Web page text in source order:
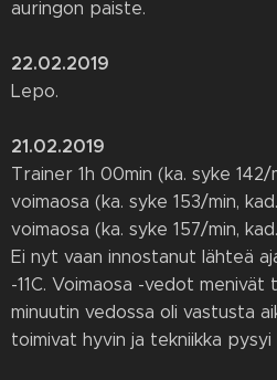
auringon paiste.
22.02.2019
Lepo.
21.02.2019
Trainer 1h 00min (ka. syke 142/
voimaosa (ka. syke 153/min,
voimaosa (ka. syke 157/min,
Ei nyt vaan innostanut lähteä
-11C. Voimaosa -vedot menivät
minuutin vedossa oli vastusta
toimivat hyvin ja tekniikka pysyi